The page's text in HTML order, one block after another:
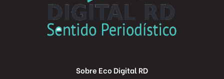
Sobre Eco Digital RD